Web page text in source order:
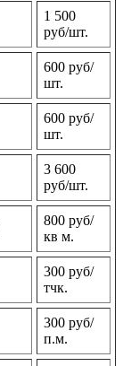
1 500
руб/шт.
600 руб/
шт.
600 руб/
шт.
3 600
руб/шт.
800 руб/
кв м.
300 руб/
тчк.
300 руб/
п.м.